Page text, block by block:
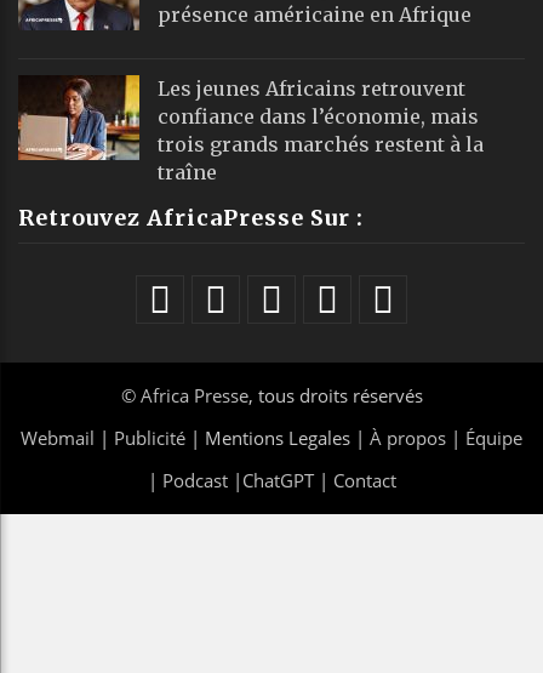
présence américaine en Afrique
Les jeunes Africains retrouvent
confiance dans l’économie, mais
trois grands marchés restent à la
traîne
Retrouvez AfricaPresse Sur :
© Africa Presse, tous droits réservés
Webmail | Publicité | Mentions Legales | À propos | Équipe
| Podcast| ChatGPT| Contact